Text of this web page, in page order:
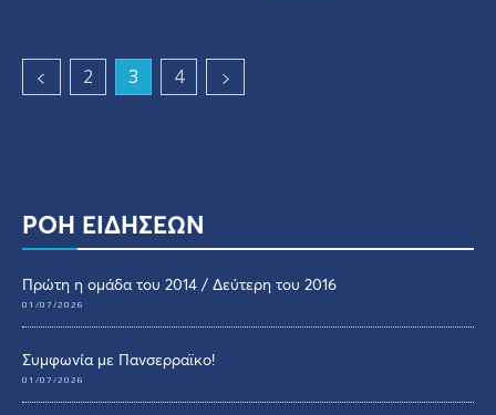
2 3 4
ΡΟΗ ΕΙΔΗΣΕΩΝ
Πρώτη η ομάδα του 2014 / Δεύτερη του 2016
01/07/2026
Συμφωνία με Πανσερραϊκο!
01/07/2026